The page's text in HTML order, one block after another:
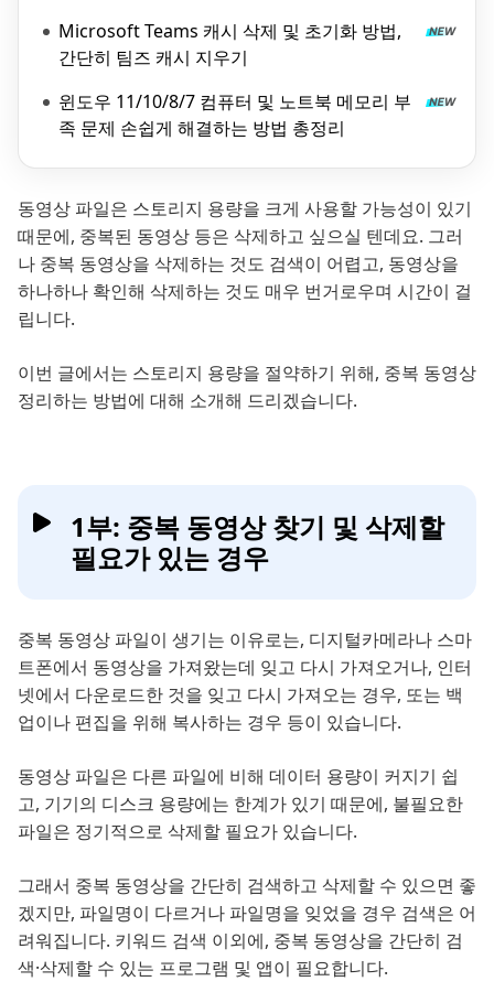
Microsoft Teams 캐시 삭제 및 초기화 방법,
간단히 팀즈 캐시 지우기
윈도우 11/10/8/7 컴퓨터 및 노트북 메모리 부
족 문제 손쉽게 해결하는 방법 총정리
동영상 파일은 스토리지 용량을 크게 사용할 가능성이 있기
때문에, 중복된 동영상 등은 삭제하고 싶으실 텐데요. 그러
나 중복 동영상을 삭제하는 것도 검색이 어렵고, 동영상을
하나하나 확인해 삭제하는 것도 매우 번거로우며 시간이 걸
립니다.
이번 글에서는 스토리지 용량을 절약하기 위해, 중복 동영상
정리하는 방법에 대해 소개해 드리겠습니다.
1부: 중복 동영상 찾기 및 삭제할
필요가 있는 경우
중복 동영상 파일이 생기는 이유로는, 디지털카메라나 스마
트폰에서 동영상을 가져왔는데 잊고 다시 가져오거나, 인터
넷에서 다운로드한 것을 잊고 다시 가져오는 경우, 또는 백
업이나 편집을 위해 복사하는 경우 등이 있습니다.
동영상 파일은 다른 파일에 비해 데이터 용량이 커지기 쉽
고, 기기의 디스크 용량에는 한계가 있기 때문에, 불필요한
파일은 정기적으로 삭제할 필요가 있습니다.
그래서 중복 동영상을 간단히 검색하고 삭제할 수 있으면 좋
겠지만, 파일명이 다르거나 파일명을 잊었을 경우 검색은 어
려워집니다. 키워드 검색 이외에, 중복 동영상을 간단히 검
색·삭제할 수 있는 프로그램 및 앱이 필요합니다.